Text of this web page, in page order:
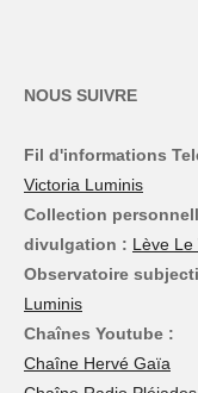
NOUS SUIVRE
Fil d'informations
Victoria Luminis
Collection
divulgation : Lève Le
Observatoire
Luminis
Chaînes Youtube :
Chaîne Hervé Gaïa